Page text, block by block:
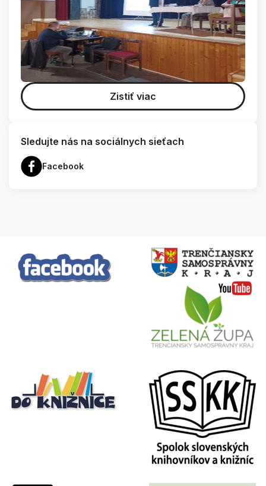
Zistiť viac
Sledujte nás na sociálnych sieťach
Facebook